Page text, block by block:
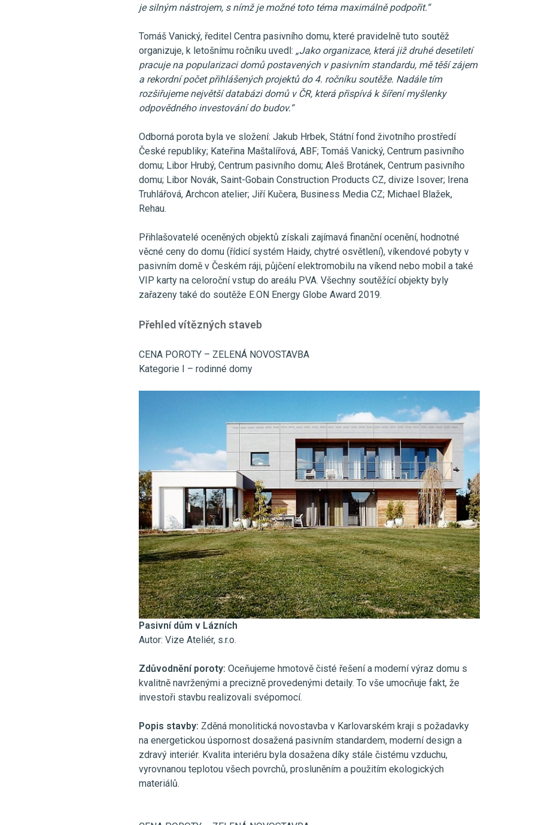
je silným nástrojem, s nímž je možné toto téma maximálně podpořit.“
Tomáš Vanický, ředitel Centra pasivního domu, které pravidelně tuto soutěž
organizuje, k letošnímu ročníku uvedl: „Jako organizace, která již druhé desetiletí
pracuje na popularizaci domů postavených v pasivním standardu, mě těší zájem
a rekordní počet přihlášených projektů do 4. ročníku soutěže. Nadále tím
rozšiřujeme největší databázi domů v ČR, která přispívá k šíření myšlenky
odpovědného investování do budov.“
Odborná porota byla ve složení: Jakub Hrbek, Státní fond životního prostředí
České republiky; Kateřina Maštalířová, ABF; Tomáš Vanický, Centrum pasivního
domu; Libor Hrubý, Centrum pasivního domu; Aleš Brotánek, Centrum pasivního
domu; Libor Novák, Saint-Gobain Construction Products CZ, divize Isover; Irena
Truhlářová, Archcon atelier; Jiří Kučera, Business Media CZ; Michael Blažek,
Rehau.
Přihlašovatelé oceněných objektů získali zajímavá finanční ocenění, hodnotné
věcné ceny do domu (řídicí systém Haidy, chytré osvětlení), víkendové pobyty v
pasivním domě v Českém ráji, půjčení elektromobilu na víkend nebo mobil a také
VIP karty na celoroční vstup do areálu PVA. Všechny soutěžící objekty byly
zařazeny také do soutěže E.ON Energy Globe Award 2019.
Přehled vítězných staveb
CENA POROTY – ZELENÁ NOVOSTAVBA
Kategorie I – rodinné domy
Pasivní dům v Lázních
Autor: Vize Ateliér, s.r.o.
Zdůvodnění poroty: Oceňujeme hmotově čisté řešení a moderní výraz domu s
kvalitně navrženými a precizně provedenými detaily. To vše umocňuje fakt, že
investoři stavbu realizovali svépomocí.
Popis stavby: Zděná monolitická novostavba v Karlovarském kraji s požadavky
na energetickou úspornost dosažená pasivním standardem, moderní design a
zdravý interiér. Kvalita interiéru byla dosažena díky stále čistému vzduchu,
vyrovnanou teplotou všech povrchů, prosluněním a použitím ekologických
materiálů.